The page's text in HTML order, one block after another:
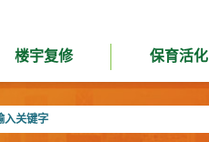
楼宇复修 保育活化